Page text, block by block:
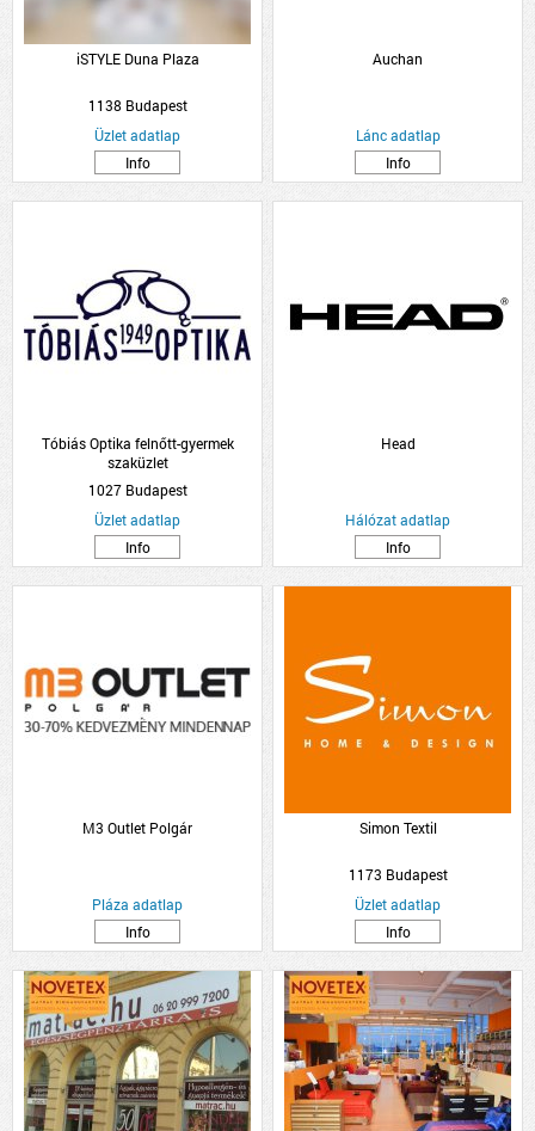
iSTYLE Duna Plaza
1138 Budapest
Üzlet adatlap
Info
Auchan
Lánc adatlap
Info
Tóbiás Optika felnőtt-gyermek
szaküzlet
1027 Budapest
Üzlet adatlap
Info
Head
Hálózat adatlap
Info
M3 Outlet Polgár
Pláza adatlap
Info
Simon Textil
1173 Budapest
Üzlet adatlap
Info